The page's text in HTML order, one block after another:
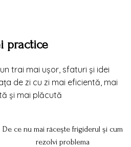
practice
trai mai ușor, sfaturi și idei
de zi cu zi mai eficientă, mai
și mai plăcută
De ce nu mai răcește frigiderul și cum
rezolvi problema